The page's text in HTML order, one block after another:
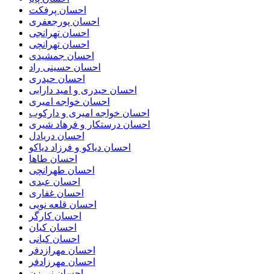
احسان پرفکت
احسان پورجعفری
احسان تهرانجی
احسان تهرانچی
احسان جمشیدی
احسان حسینی راد
احسان حیدری
احسان حیدری و امید دارابی
احسان خواجه امیری
احسان خواجه امیری و دارکوب
احسان درستكار و فرهاد شيرى
احسان دریادل
احسان دیاکو و فرزاد دیاکو
احسان طاها
احسان طهرانچی
احسان عبدی
احسان غفاری
احسان قلعه نویی
احسان کارگر
احسان کیان
احسان کیانی
احسان مهرازدفر
احسان مهرزادفر